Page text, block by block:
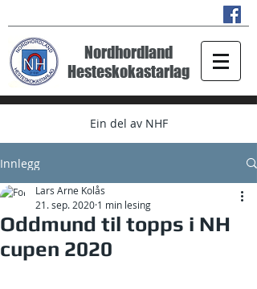
Nordhordland
Hesteskokastarlag
Ein del av NHF
Innlegg
Oddmund til topps i NH
cupen 2020
Lars Arne Kolås
21. sep. 2020 1 min lesing